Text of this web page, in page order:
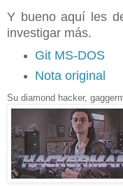
Y bueno aquí les
investigar más.
Git MS-DOS
Nota original
Su diamond hacker,